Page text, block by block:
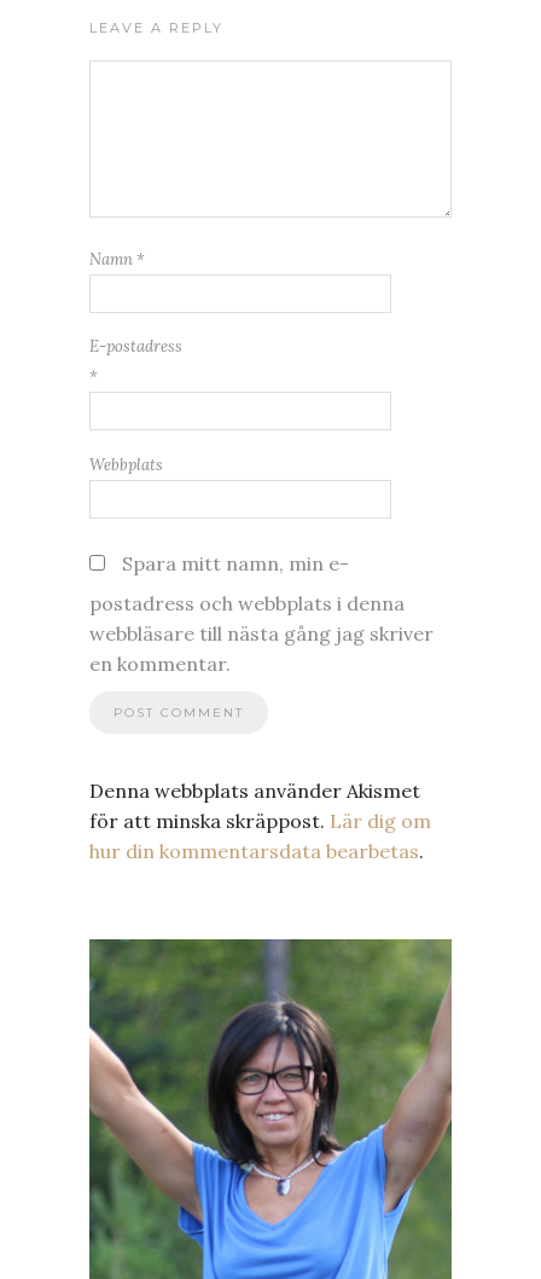
LEAVE A REPLY
Namn *
E-postadress
*
Webbplats
Spara mitt namn, min e-
postadress och webbplats i denna
webbläsare till nästa gång jag skriver
en kommentar.
Denna webbplats använder Akismet
för att minska skräppost. Lär dig om
hur din kommentarsdata bearbetas.